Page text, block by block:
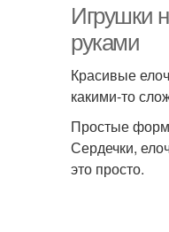
Игрушки
руками
Красивые
какими-то
Простые
Сердечки,
это просто.